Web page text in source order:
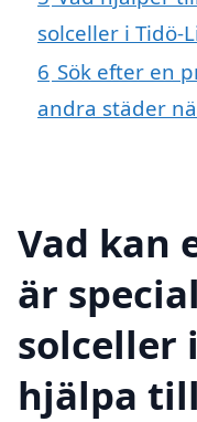
solceller i Tidö-
6 Sök efter en
andra städer
Vad kan
är
solceller
hjälpa